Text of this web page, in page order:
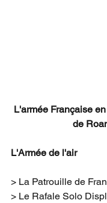
L'armée Française
de
L'Armée de l'air
> La Patrouille de
> Le Rafale Solo